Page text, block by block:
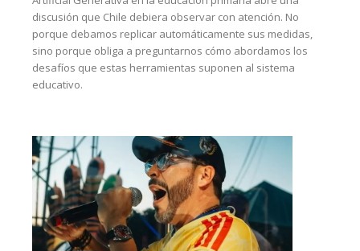
discusión que Chile debiera observar con atención. No
porque debamos replicar automáticamente sus medidas,
sino porque obliga a preguntarnos cómo abordamos los
desafíos que estas herramientas suponen al sistema
educativo.